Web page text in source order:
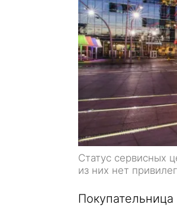
Статус сервисных
из них нет